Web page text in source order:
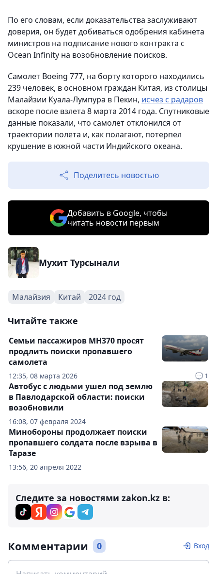
По его словам, если доказательства заслуживают
доверия, он будет добиваться одобрения кабинета
министров на подписание нового контракта с
Ocean Infinity на возобновление поисков.
Самолет Boeing 777, на борту которого находились
239 человек, в основном граждан Китая, из столицы
Малайзии Куала-Лумпура в Пекин, исчез с радаров
вскоре после взлета 8 марта 2014 года. Спутниковые
данные показали, что самолет отклонился от
траектории полета и, как полагают, потерпел
крушение в южной части Индийского океана.
Поделитесь новостью
Добавить в Google, чтобы
читать новости первым
Мухит Турсынали
Малайзия Китай 2024 год
Читайте также
12:35, 08 марта 2026 1
Семьи пассажиров MH370 просят
продлить поиски пропавшего
самолета
16:08, 07 февраля 2024
Автобус с людьми ушел под землю
в Павлодарской области: поиски
возобновили
13:56, 20 апреля 2022
Минобороны продолжает поиски
пропавшего солдата после взрыва в
Таразе
Следите за новостями zakon.kz в:
Комментарии 0 Вход